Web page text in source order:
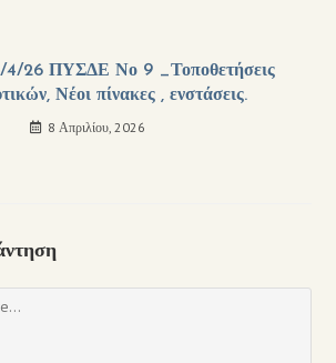
26 ΠΥΣΔΕ Νο 9 _Τοποθετήσεις
Νέοι πίνακες , ενστάσεις.
8 Απριλίου, 2026